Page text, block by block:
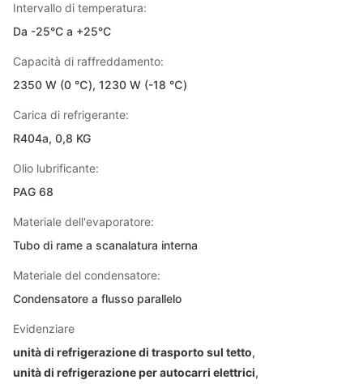
Intervallo di temperatura:
Da -25°C a +25°C
Capacità di raffreddamento:
2350 W (0 ℃), 1230 W (-18 ℃)
Carica di refrigerante:
R404a, 0,8 KG
Olio lubrificante:
PAG 68
Materiale dell'evaporatore:
Tubo di rame a scanalatura interna
Materiale del condensatore:
Condensatore a flusso parallelo
Evidenziare
unità di refrigerazione di trasporto sul tetto,
unità di refrigerazione per autocarri elettrici,